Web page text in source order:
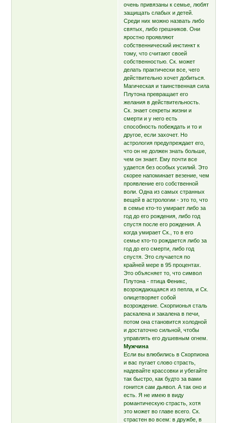
очень привязаны к семье, любят
защищать слабых и детей.
Среди них можно назвать либо
святых, либо грешников. Они
яростно проявляют
собственнический инстинкт к
тому, что считают своей
собственностью. Ск. может
делать практически все, чего
действительно хочет добиться.
Магическая и таинственная сила
Плутона превращает его
желания в действительность.
Ск. знает секреты жизни и
смерти и у него есть
способность побеждать и то и
другое, если захочет. Но
астрология предупреждает его,
что он не должен знать больше,
чем он знает. Ему почти все
удается без особых усилий. Это
скорее напоминает везение, чем
проявление его собственной
воли. Одна из самых странных
вещей в астрологии - это то, что
в семье кто-то умирает либо за
год до его рождения, либо год
спустя после его рождения. А
когда умирает Ск., то в его
семье кто-то рождается либо за
год до его смерти, либо год
спустя. Это случается по
крайней мере в 95 процентах.
Это объясняет то, что символ
Плутона - птица Феникс,
возрождающаяся из пепла, и Ск.
олицетворяет собой
возрождение. Скорпионья сталь
раскалена и закалена в печи,
потом она становится холодной
и достаточно сильной, чтобы
управлять его душевным огнем.
Мужчина
Если вы влюбились в Скорпиона
и вас пугает слово страсть,
надевайте крассовки и убегайте
так быстро, как будто за вами
гонится сам дьявол. А так оно и
есть. Я не имею в виду
романтическую страсть, хотя
это может во главе всего. Ск.
страстен во всем: в дружбе, в